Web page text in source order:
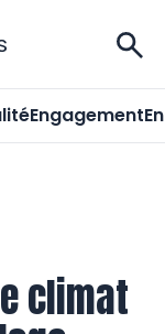
Var-Entreprises
Engagement
climat